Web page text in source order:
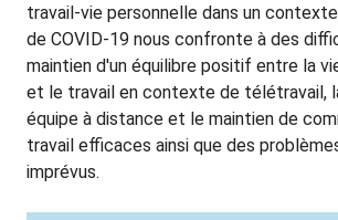
travail-vie personnelle dans un
de COVID-19 nous confronte à des
maintien d'un équilibre positif entre la
et le travail en contexte de télétravail,
équipe à distance et le maintien de
travail efficaces ainsi que des
imprévus.